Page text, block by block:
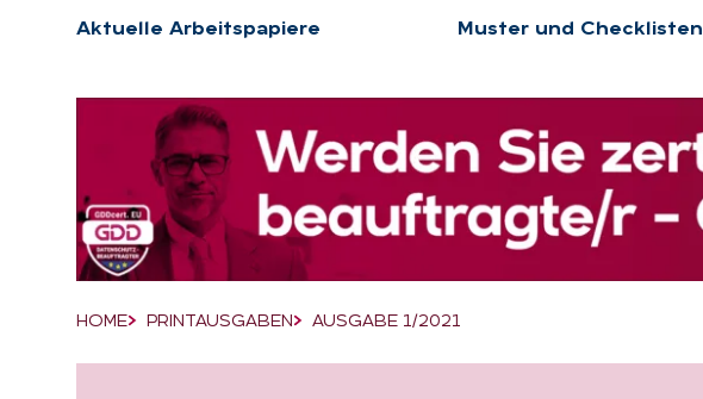
Suchfeld
Hauptnavigation
Ak­tu­el­le Ar­beits­pa­pie­re Muster und Checklisten
Breadcrumb-Navigation
HOME PRINTAUSGABEN AUSGABE 1/2021